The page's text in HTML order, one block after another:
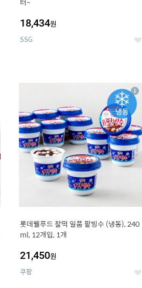
18,434원
SSG 좋
롯데웰푸드 찰떡 일품 팥빙수 (냉동), 240
ml, 12개입, 1개
21,450원
쿠팡 좋
상
세